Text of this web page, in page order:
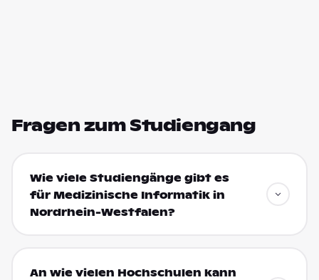
Fragen zum Studiengang
Wie viele Studiengänge gibt es
für Medizinische Informatik in
Nordrhein-Westfalen?
An wie vielen Hochschulen kann